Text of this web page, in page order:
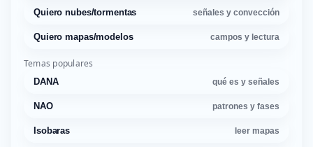
Quiero nubes/tormentas señales y convección
Quiero mapas/modelos campos y lectura
Temas populares
DANA qué es y señales
NAO patrones y fases
Isobaras leer mapas